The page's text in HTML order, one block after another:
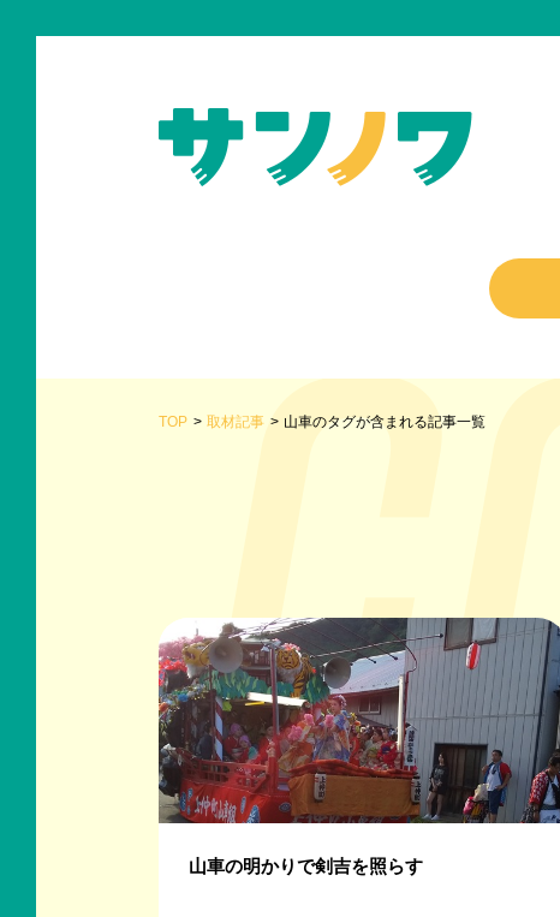
TOP 取材記事 山車のタグが含まれる記事一覧
山車の明かりで剣吉を照らす